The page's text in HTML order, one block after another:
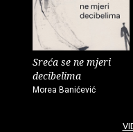
Sreća se ne mjeri
decibelima
Morea Banićević